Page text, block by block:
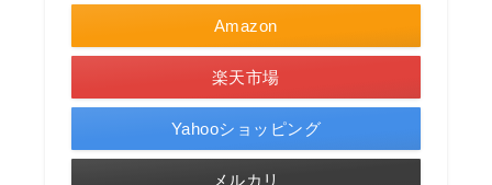
Amazon
楽天市場
Yahooショッピング
メルカリ